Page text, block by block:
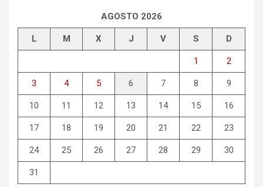
AGOSTO 2026
L M X J V S D
1 2
3 4 5 6 7 8 9
10 11 12 13 14 15 16
17 18 19 20 21 22 23
24 25 26 27 28 29 30
31